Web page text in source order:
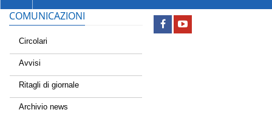
NAVIGATION
COMUNICAZIONI
Circolari
Avvisi
Ritagli di giornale
Archivio news